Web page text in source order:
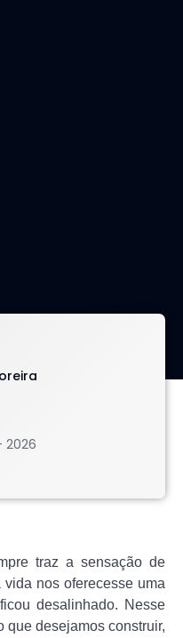
2026
traz a sensação de
nos oferecesse uma
desalinhado. Nesse
que desejamos construir,